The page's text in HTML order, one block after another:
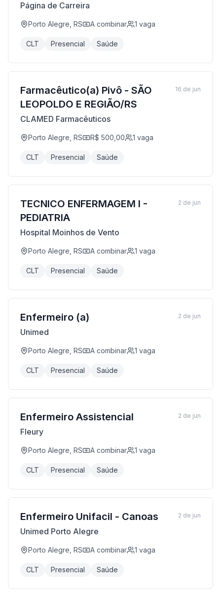
Página de Carreira
Porto Alegre, RS A combinar 1 vaga
CLT Presencial Saúde
Farmacêutico(a) Pivô - SÃO
LEOPOLDO E REGIÃO/RS
CLAMED Farmacêuticos
Porto Alegre, RS R$ 500,00 1 vaga
CLT Presencial Saúde
16 de jun
TECNICO ENFERMAGEM I -
PEDIATRIA
Hospital Moinhos de Vento
Porto Alegre, RS A combinar 1 vaga
CLT Presencial Saúde
2 de jun
Enfermeiro (a)
Unimed
Porto Alegre, RS A combinar 1 vaga
CLT Presencial Saúde
2 de jun
Enfermeiro Assistencial
Fleury
Porto Alegre, RS A combinar 1 vaga
CLT Presencial Saúde
2 de jun
Enfermeiro Unifacil - Canoas
Unimed Porto Alegre
Porto Alegre, RS A combinar 1 vaga
CLT Presencial Saúde
2 de jun